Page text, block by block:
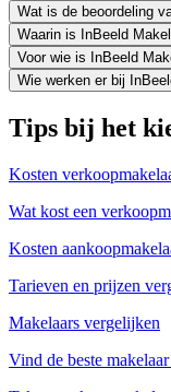
Wat is de beoordeling
Waarin is InBeeld
Voor wie is InBeeld
Wie werken er bij
Tips bij het
Kosten
Wat kost een
Kosten
Tarieven en prijzen
Makelaars vergelijken
Vind de beste